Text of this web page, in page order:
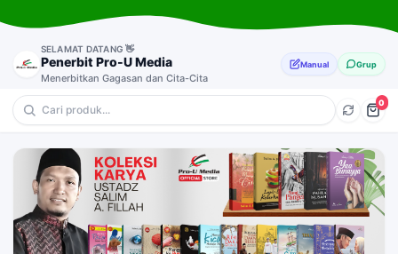
SELAMAT DATANG 👋
Penerbit Pro-U Media
Menerbitkan Gagasan dan Cita-Cita
Manual Grup
0
💎 Anak-Anak 🔥 Motivasi ⭐ Novel
🎁 Dakwah & Pemikiran